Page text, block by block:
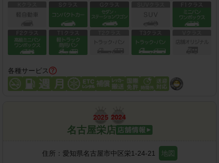
各種サービス
名古屋栄店
住所： 愛知県名古屋市中区栄1-24-21 地図